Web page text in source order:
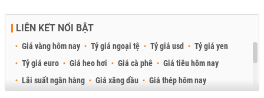
LIÊN KẾT NỔI BẬT
Giá vàng hôm nay Tỷ giá ngoại tệ Tỷ giá usd
Tỷ giá yen
Tỷ giá euro
Giá heo hơi Giá cà phê
Giá tiêu hôm nay
Lãi suất ngân hàng
Giá xăng dầu
Giá thép hôm nay